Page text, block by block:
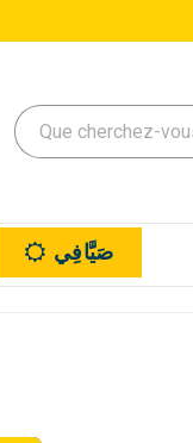
صَيَّافِي